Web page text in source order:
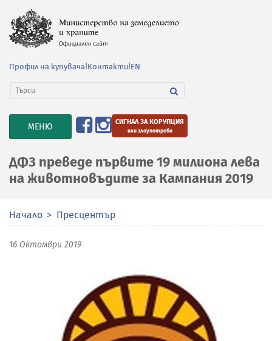
Профил на купувача Контакти EN
TOGGLE
NAVIGATION
МЕНЮ СИГНАЛ ЗА КОРУПЦИЯ
или злоупотреби
ДФЗ преведе първите 19 милиона лева
на животновъдите за Кампания 2019
Начало Пресцентър
16 Октомври 2019